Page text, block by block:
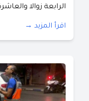
الرابعة زوالا
اقرأ المزيد →